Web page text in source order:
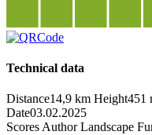
Technical data
Distance14,9 km Height451
Date03.02.2025
Scores Author Landscape